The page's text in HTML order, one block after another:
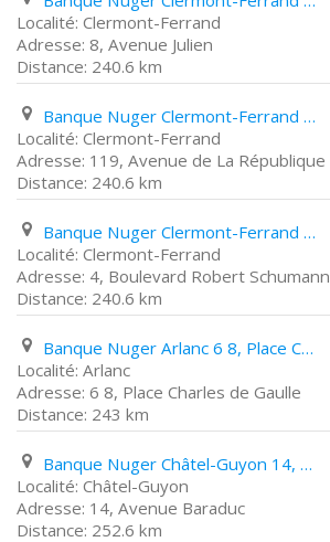
Clermont-Ferrand
8, Avenue Julien
240.6 km
Banque Nuger Clermont-Ferrand 119, Avenue de La République
Clermont-Ferrand
119, Avenue de La République
240.6 km
Banque Nuger Clermont-Ferrand 4, Boulevard Robert Schumann
Clermont-Ferrand
4, Boulevard Robert Schumann
240.6 km
Banque Nuger Arlanc 6 8, Place Charles de Gaulle
Arlanc
6 8, Place Charles de Gaulle
243 km
Banque Nuger Châtel-Guyon 14, Avenue Baraduc
Châtel-Guyon
14, Avenue Baraduc
252.6 km